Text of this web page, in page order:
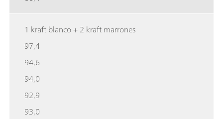
1 kraft blanco + 2 kraft marrones
97,4
94,6
94,0
92,9
93,0